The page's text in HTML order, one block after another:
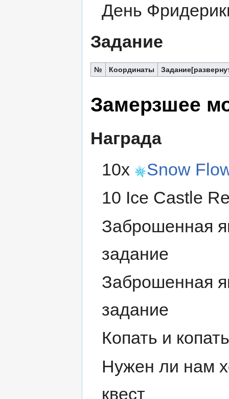
День
Задание
№ Координаты Задание
Замерзшее
Награда
10x
Snow
10 Ice Castle
Заброшенная
задание
Заброшенная
задание
Копать и
Нужен ли нам
квест